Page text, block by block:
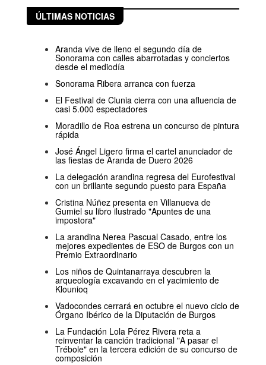
ÚLTIMAS NOTICIAS
Aranda vive de lleno el segundo día de
Sonorama con calles abarrotadas y conciertos
desde el mediodía
Sonorama Ribera arranca con fuerza
El Festival de Clunia cierra con una afluencia de
casi 5.000 espectadores
Moradillo de Roa estrena un concurso de pintura
rápida
José Ángel Ligero firma el cartel anunciador de
las fiestas de Aranda de Duero 2026
La delegación arandina regresa del Eurofestival
con un brillante segundo puesto para España
Cristina Núñez presenta en Villanueva de
Gumiel su libro ilustrado "Apuntes de una
impostora"
La arandina Nerea Pascual Casado, entre los
mejores expedientes de ESO de Burgos con un
Premio Extraordinario
Los niños de Quintanarraya descubren la
arqueología excavando en el yacimiento de
Klounioq
Vadocondes cerrará en octubre el nuevo ciclo de
Órgano Ibérico de la Diputación de Burgos
La Fundación Lola Pérez Rivera reta a
reinventar la canción tradicional "A pasar el
Trébole" en la tercera edición de su concurso de
composición